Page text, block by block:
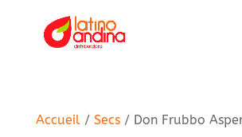
Accueil/ Secs/ Don Frubbo